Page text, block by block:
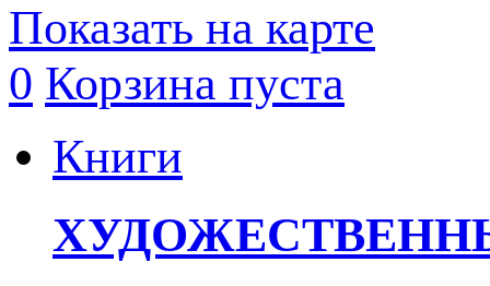
Показать на карте
0 Корзина пуста
Книги